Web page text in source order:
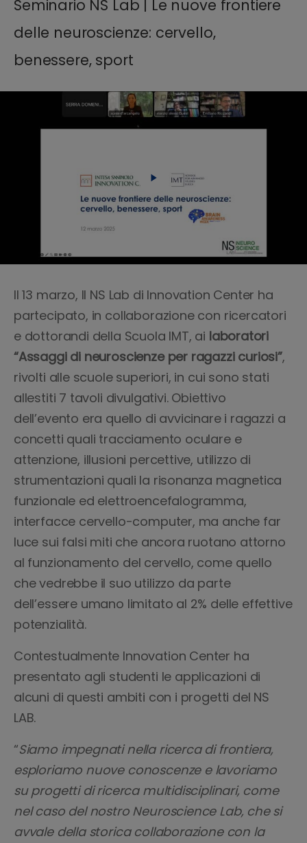
Seminario NS Lab | Le nuove frontiere
delle neuroscienze: cervello,
benessere, sport​​​
Il 13 marzo, Il NS Lab di Innovation Center ha
partecipato, in collaborazione con ricercatori
e dottorandi della Scuola IMT, ai laboratori
“Assaggi di neuroscienze per ragazzi curiosi”,
rivolti alle scuole superiori, in cui sono stati
allestiti 7 tavoli divulgativi. Obiettivo
dell’evento era quello di avvicinare i ragazzi a
concetti quali tracciamento oculare e
attenzione, illusioni percettive, utilizzo di
strumentazioni quali la risonanza magnetica
funzionale ed elettroencefalogramma,
interfacce cervello-computer, ma anche far
luce sui falsi miti che ancora ruotano attorno
al funzionamento del cervello, come quello
che vedrebbe il suo utilizzo da parte
dell’essere umano limitato al 2% delle effettive
potenzialità.
Contestualmente Innovation Center ha
presentato agli studenti le applicazioni di
alcuni di questi ambiti con i progetti del NS
LAB.
“Siamo impegnati nella ricerca di frontiera,
esploriamo nuove conoscenze e lavoriamo
su progetti di ricerca multidisciplinari, come
nel caso del nostro Neuroscience Lab, che si
avvale della storica collaborazione con la